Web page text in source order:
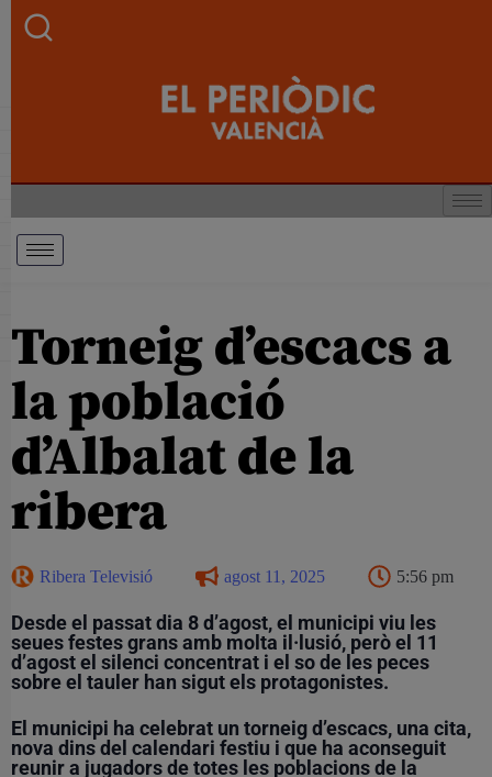
Torneig d’escacs a
la població
d’Albalat de la
ribera
Ribera Televisió agost 11, 2025 5:56 pm
Desde el passat dia 8 d’agost, el municipi viu les
seues festes grans amb molta il·lusió, però el 11
d’agost el silenci concentrat i el so de les peces
sobre el tauler han sigut els protagonistes.
El municipi ha celebrat un torneig d’escacs, una cita,
nova dins del calendari festiu i que ha aconseguit
reunir a jugadors de totes les poblacions de la